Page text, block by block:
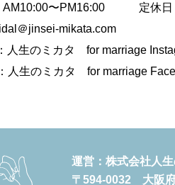
AM10:00〜PM16:00 定休日
＠jinsei-mikata.com
人生のミカタ for marriage
人生のミカタ for marriage
運営：株式会社人
〒594-0032 大阪府